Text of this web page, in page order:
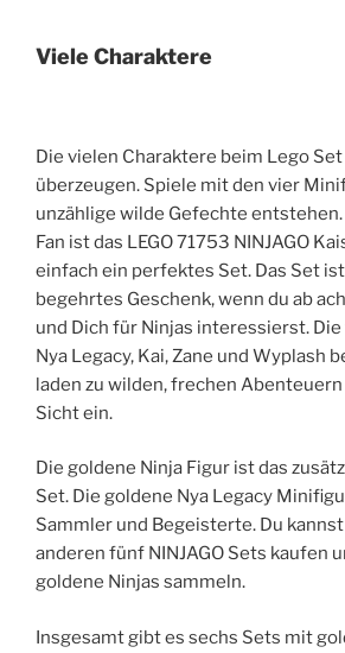
Viele Charaktere
Die vielen Charaktere beim Lego
überzeugen. Spiele mit den vier
unzählige wilde Gefechte entstehen.
Fan ist das LEGO 71753 NINJAGO
einfach ein perfektes Set. Das Set
begehrtes Geschenk, wenn du ab
und Dich für Ninjas interessierst.
Nya Legacy, Kai, Zane und Wyplash
laden zu wilden, frechen Abenteuern
Sicht ein.
Die goldene Ninja Figur ist das
Set. Die goldene Nya Legacy
Sammler und Begeisterte. Du
anderen fünf NINJAGO Sets kaufen
goldene Ninjas sammeln.
Insgesamt gibt es sechs Sets mit